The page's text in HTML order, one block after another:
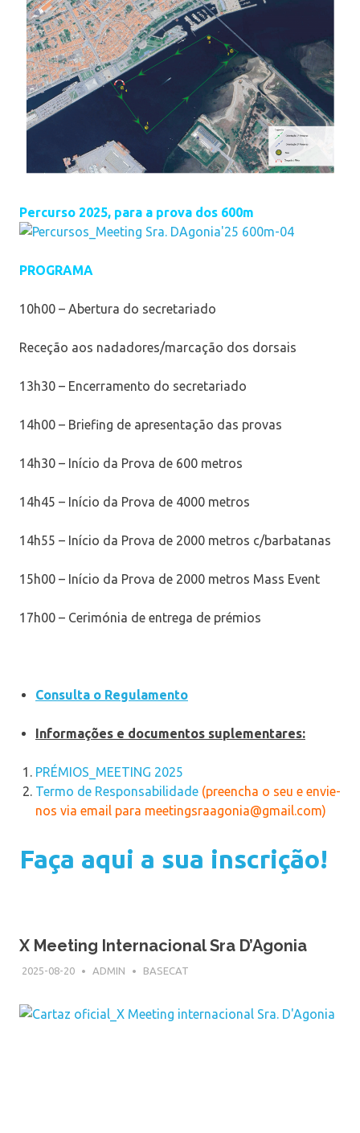
Percurso 2025, para a prova dos 600m
PROGRAMA
10h00 – Abertura do secretariado
Receção aos nadadores/marcação dos dorsais
13h30 – Encerramento do secretariado
14h00 – Briefing de apresentação das provas
14h30 – Início da Prova de 600 metros
14h45 – Início da Prova de 4000 metros
14h55 – Início da Prova de 2000 metros c/barbatanas
15h00 – Início da Prova de 2000 metros Mass Event
17h00 – Cerimónia de entrega de prémios
Consulta o Regulamento
Informações e documentos suplementares:
PRÉMIOS_MEETING 2025
Termo de Responsabilidade (preencha o seu e envie-
nos via email para meetingsraagonia@gmail.com)
Faça aqui a sua inscrição!
X Meeting Internacional Sra D’Agonia
2025-08-20 ADMIN BASECAT